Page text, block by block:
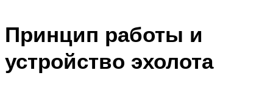
Принцип работы и
устройство эхолота